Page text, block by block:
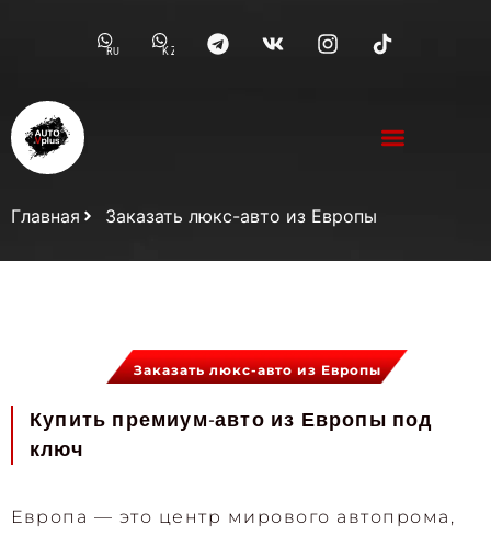
RU KZ
Главная Заказать люкс-авто из Европы
Заказать люкс-авто из Европы
Купить премиум-авто из Европы под
ключ
Европа — это центр мирового автопрома,